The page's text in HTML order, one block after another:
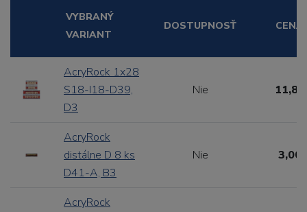
VYBRANÝ
VARIANT
DOSTUPNOSŤ CENA
AcryRock 1x28
S18-I18-D39,
D3
Nie
AcryRock
distálne D 8 ks
D41-A, B3
Nie 3,00
AcryRock